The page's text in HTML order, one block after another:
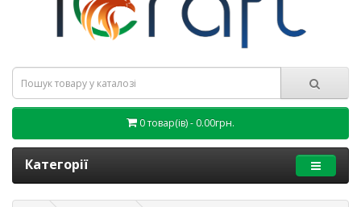
0 товар(ів) - 0.00грн.
Категорії